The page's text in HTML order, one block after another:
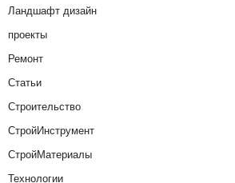
Ландшафт дизайн
проекты
Ремонт
Статьи
Строительство
СтройИнструмент
СтройМатериалы
Технологии